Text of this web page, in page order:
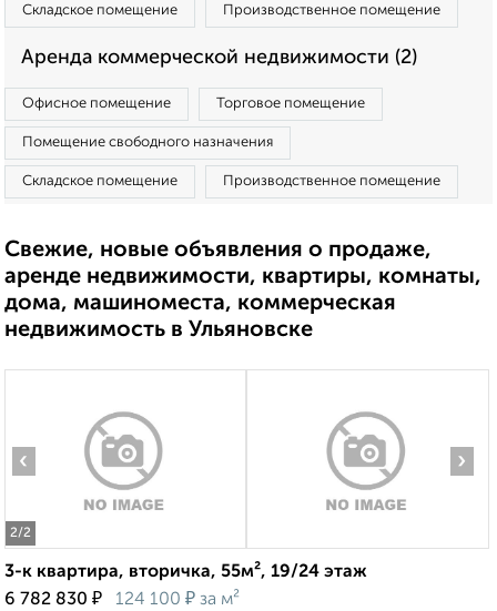
Складское помещение Производственное помещение
Аренда коммерческой недвижимости (2)
Офисное помещение Торговое помещение
Помещение свободного назначения
Складское помещение Производственное помещение
Свежие, новые объявления о продаже,
аренде недвижимости, квартиры, комнаты,
дома, машиноместа, коммерческая
недвижимость в Ульяновске
2/2
‹ ›
3-к квартира, вторичка, 55м², 19/24 этаж
6 782 830 ₽ 124 100 ₽ за м²